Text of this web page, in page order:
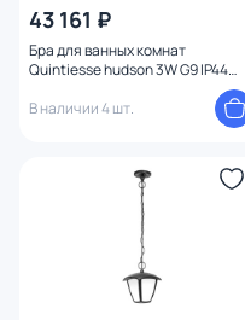
43 161 ₽
Бра для ванных комнат
Quintiesse hudson 3W G9 IP44
В наличии 4 шт.